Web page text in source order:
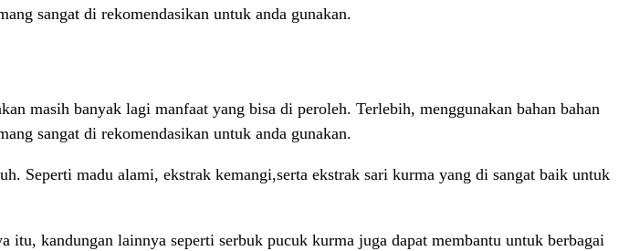
sangat di rekomendasikan untuk anda gunakan.
masih banyak lagi manfaat yang bisa di peroleh. Terlebih, menggunakan bahan bahan
sangat di rekomendasikan untuk anda gunakan.
Seperti madu alami, ekstrak kemangi,serta ekstrak sari kurma yang di sangat baik untuk
kandungan lainnya seperti serbuk pucuk kurma juga dapat membantu untuk berbagai